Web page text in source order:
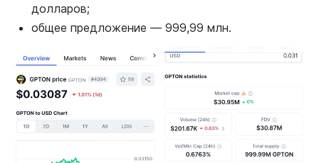
долларов;
общее предложение — 999,99 млн.